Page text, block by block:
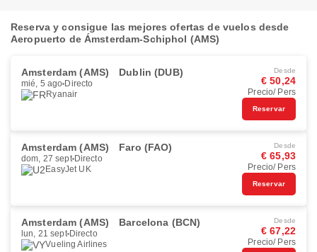
Reserva y consigue las mejores ofertas de vuelos desde
Aeropuerto de Ámsterdam-Schiphol (AMS)
Amsterdam (AMS) Dublin (DUB)
mié, 5 ago Directo
Ryanair
Desde
€ 50,24
Precio/ Pers
Reservar
Amsterdam (AMS) Faro (FAO)
dom, 27 sept Directo
EasyJet UK
Desde
€ 65,93
Precio/ Pers
Reservar
Amsterdam (AMS) Barcelona (BCN)
lun, 21 sept Directo
Vueling Airlines
Desde
€ 67,22
Precio/ Pers